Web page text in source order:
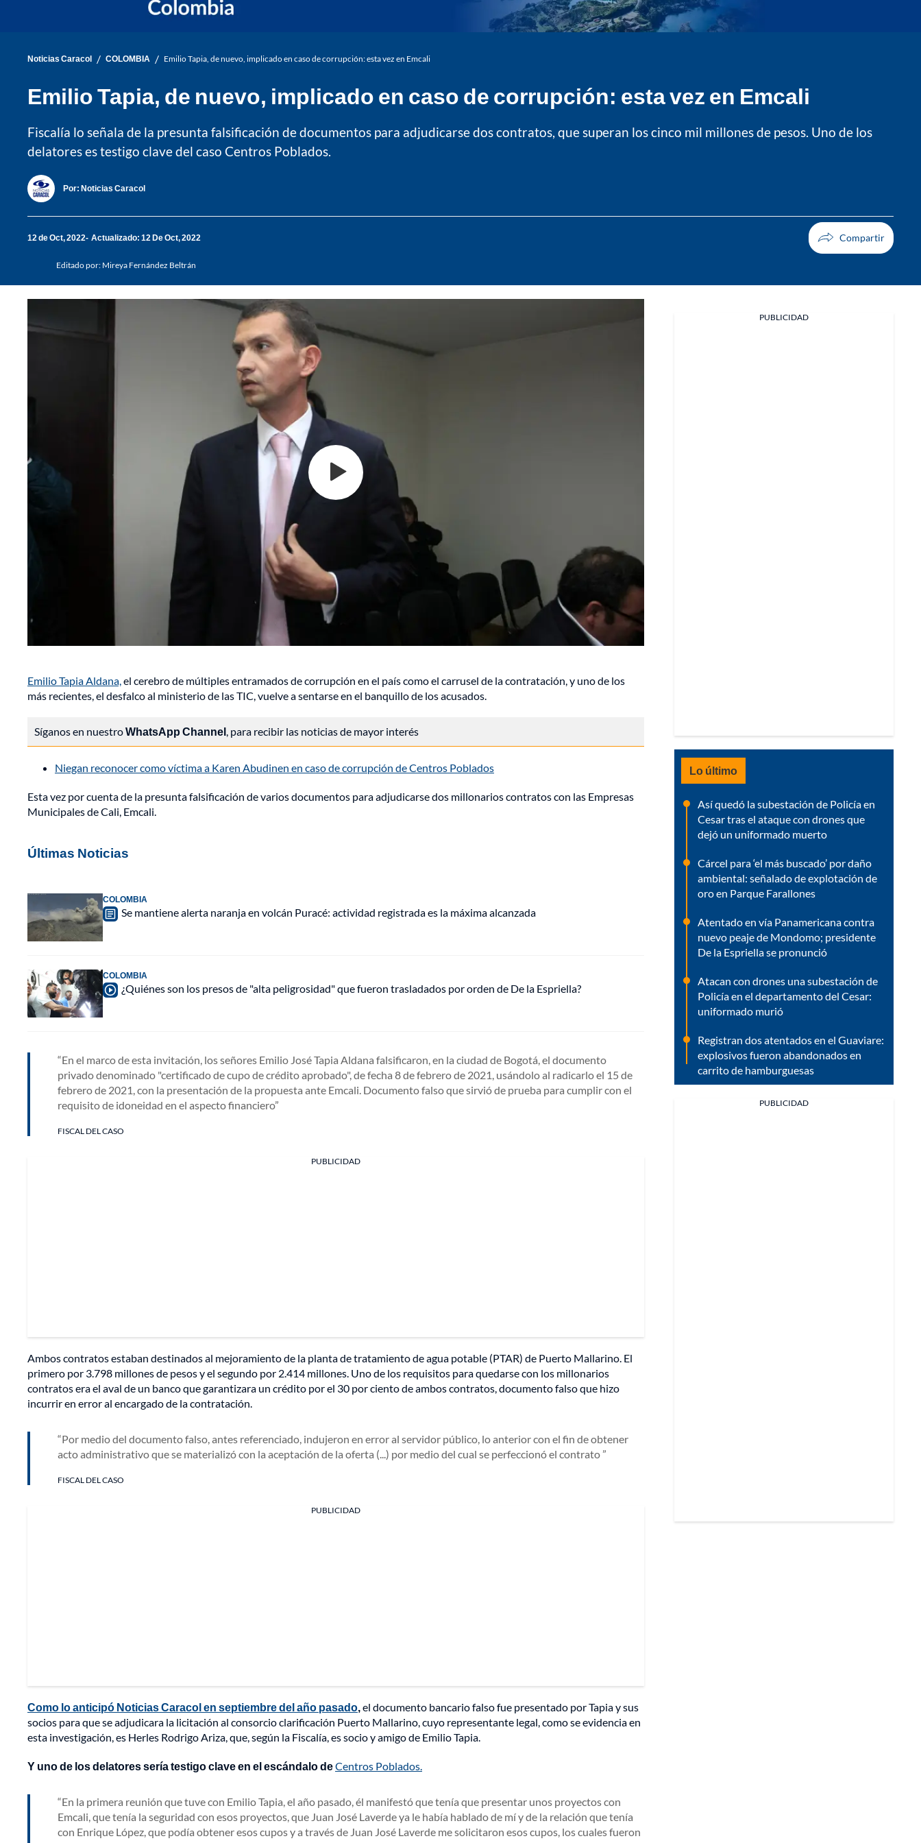
Noticias Caracol / COLOMBIA / Emilio Tapia, de nuevo, implicado en caso de corrupción: esta vez en Emcali
Emilio Tapia, de nuevo, implicado en caso de corrupción: esta vez en Emcali
Fiscalía lo señala de la presunta falsificación de documentos para adjudicarse dos contratos, que superan los cinco mil millones de pesos. Uno de los
delatores es testigo clave del caso Centros Poblados.
Por: Noticias Caracol
12 de Oct, 2022 Actualizado: 12 De Oct, 2022
Editado por: Mireya Fernández Beltrán
Emilio Tapia Aldana,el cerebro de múltiples entramados de corrupción en el país como el carrusel de la contratación, y uno de los
más recientes, el desfalco al ministerio de las TIC, vuelve a sentarse en el banquillo de los acusados.
Síganos en nuestroWhatsApp Channel, para recibir las noticias de mayor interés
Niegan reconocer como víctima a Karen Abudinen en caso de corrupción de Centros Poblados
Esta vez por cuenta de la presunta falsificación de varios documentos para adjudicarse dos millonarios contratos con las Empresas
Municipales de Cali, Emcali.
Últimas Noticias
COLOMBIA
Se mantiene alerta naranja en volcán Puracé: actividad registrada es la máxima alcanzada
COLOMBIA
¿Quiénes son los presos de "alta peligrosidad" que fueron trasladados por orden de De la Espriella?
En el marco de esta invitación, los señores Emilio José Tapia Aldana falsificaron, en la ciudad de Bogotá, el documento
privado denominado "certificado de cupo de crédito aprobado", de fecha 8 de febrero de 2021, usándolo al radicarlo el 15 de
febrero de 2021, con la presentación de la propuesta ante Emcali. Documento falso que sirvió de prueba para cumplir con el
requisito de idoneidad en el aspecto financiero
FISCAL DEL CASO
PUBLICIDAD
Ambos contratos estaban destinados al mejoramiento de la planta de tratamiento de agua potable (PTAR) de Puerto Mallarino. El
primero por 3.798 millones de pesos y el segundo por 2.414 millones. Uno de los requisitos para quedarse con los millonarios
contratos era el aval de un banco que garantizara un crédito por el 30 por ciento de ambos contratos, documento falso que hizo
incurrir en error al encargado de la contratación.
Por medio del documento falso, antes referenciado, indujeron en error al servidor público, lo anterior con el fin de obtener
acto administrativo que se materializó con la aceptación de la oferta (...) por medio del cual se perfeccionó el contrato
FISCAL DEL CASO
PUBLICIDAD
Como lo anticipó Noticias Caracol en septiembre del año pasado,el documento bancario falso fue presentado por Tapia y sus
socios para que se adjudicara la licitación al consorcio clarificación Puerto Mallarino, cuyo representante legal, como se evidencia en
esta investigación, es Herles Rodrigo Ariza, que, según la Fiscalía, es socio y amigo de Emilio Tapia.
Y uno de los delatores sería testigo clave en el escándalo deCentros Poblados.
En la primera reunión que tuve con Emilio Tapia, el año pasado, él manifestó que tenía que presentar unos proyectos con
Emcali, que tenía la seguridad con esos proyectos, que Juan José Laverde ya le había hablado de mí y de la relación que tenía
con Enrique López, que podía obtener esos cupos y a través de Juan José Laverde me solicitaron esos cupos, los cuales fueron
PUBLICIDAD
Lo último
Así quedó la subestación de Policía en
Cesar tras el ataque con drones que
dejó un uniformado muerto
Cárcel para ‘el más buscado’ por daño
ambiental: señalado de explotación de
oro en Parque Farallones
Atentado en vía Panamericana contra
nuevo peaje de Mondomo; presidente
De la Espriella se pronunció
Atacan con drones una subestación de
Policía en el departamento del Cesar:
uniformado murió
Registran dos atentados en el Guaviare:
explosivos fueron abandonados en
carrito de hamburguesas
PUBLICIDAD